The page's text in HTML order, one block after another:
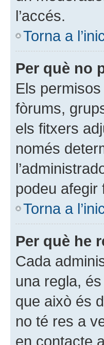
l’accés.
Torna a
Per què no
Els
fòrums,
els fitxers
només
podeu afegir
Torna a
Per què he
Cada
una regla,
que això és
no té res a
en contacte